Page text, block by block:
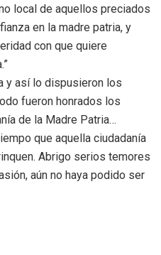
local de aquellos preciados
en la madre patria, y
con que quiere
y así lo dispusieron los
fueron honrados los
de la Madre Patria…
que aquella ciudadanía
Abrigo serios temores
aún no haya podido ser